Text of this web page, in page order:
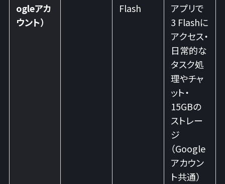
ogleアカ
ウント）
Flash
アプリで
3 Flashに
アクセス・
日常的な
タスク処
理やチャ
ット・
15GBの
ストレー
ジ
（Google
アカウン
ト共通）